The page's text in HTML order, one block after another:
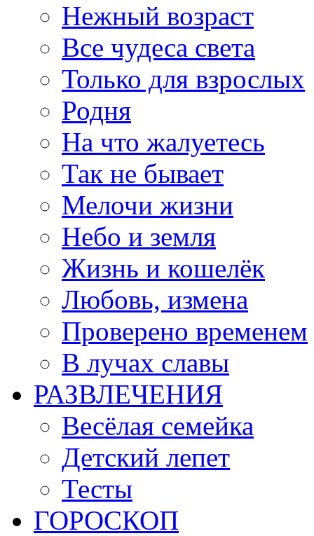
Нежный возраст
Все чудеса света
Только для взрослых
Родня
На что жалуетесь
Так не бывает
Мелочи жизни
Небо и земля
Жизнь и кошелёк
Любовь, измена
Проверено временем
В лучах славы
РАЗВЛЕЧЕНИЯ
Весёлая семейка
Детский лепет
Тесты
ГОРОСКОП